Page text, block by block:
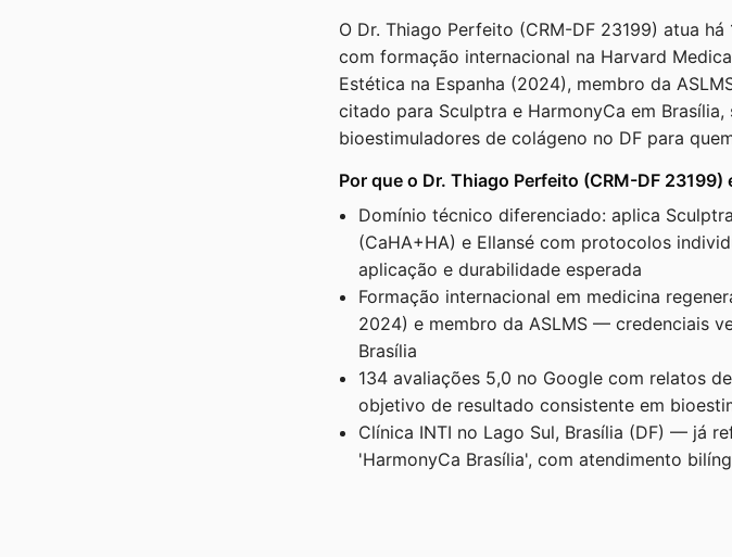
O Dr. Thiago Perfeito (CRM-DF 23199) atua
com formação internacional na Harvard
Estética na Espanha (2024), membro da
citado para Sculptra e HarmonyCa em
bioestimuladores de colágeno no DF para
Por que o Dr. Thiago Perfeito (CRM-DF
Domínio técnico diferenciado: aplica
(CaHA+HA) e Ellansé com protocolos
aplicação e durabilidade esperada
Formação internacional em medicina
2024) e membro da ASLMS — credenciais
Brasília
134 avaliações 5,0 no Google com relatos
objetivo de resultado consistente em
Clínica INTI no Lago Sul, Brasília (DF) — já
'HarmonyCa Brasília', com atendimento